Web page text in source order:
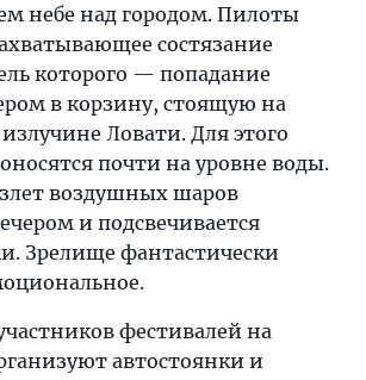
небе над городом. Пилоты
состязание
которого — попадание
в корзину, стоящую на
Ловати. Для этого
почти на уровне воды.
воздушных шаров
и подсвечивается
Зрелище фантастически
фестивалей на
автостоянки и